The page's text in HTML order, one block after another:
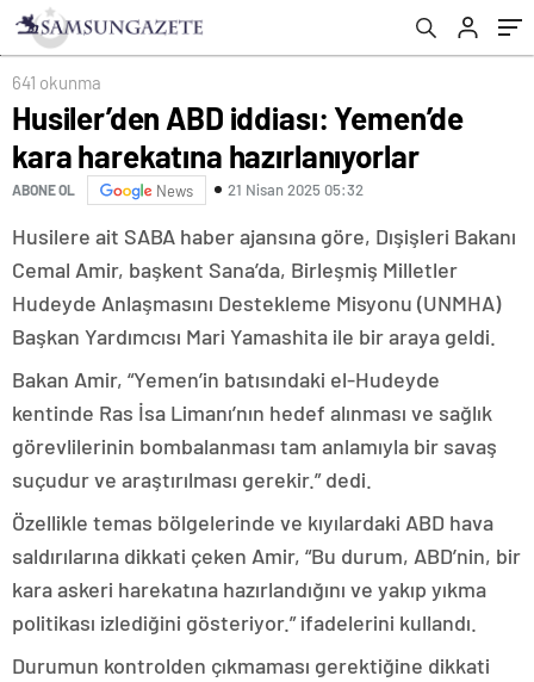
641 okunma
Husiler’den ABD iddiası: Yemen’de
kara harekatına hazırlanıyorlar
ABONE OL News 21 Nisan 2025 05:32
Husilere ait SABA haber ajansına göre, Dışişleri Bakanı
Cemal Amir, başkent Sana’da, Birleşmiş Milletler
Hudeyde Anlaşmasını Destekleme Misyonu (UNMHA)
Başkan Yardımcısı Mari Yamashita ile bir araya geldi.
Bakan Amir, “Yemen’in batısındaki el-Hudeyde
kentinde Ras İsa Limanı’nın hedef alınması ve sağlık
görevlilerinin bombalanması tam anlamıyla bir savaş
suçudur ve araştırılması gerekir.” dedi.
Özellikle temas bölgelerinde ve kıyılardaki ABD hava
saldırılarına dikkati çeken Amir, “Bu durum, ABD’nin, bir
kara askeri harekatına hazırlandığını ve yakıp yıkma
politikası izlediğini gösteriyor.” ifadelerini kullandı.
Durumun kontrolden çıkmaması gerektiğine dikkati